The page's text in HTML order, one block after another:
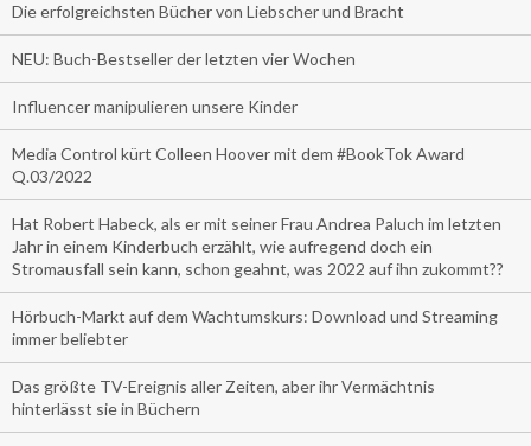
Die erfolgreichsten Bücher von Liebscher und Bracht
NEU: Buch-Bestseller der letzten vier Wochen
Influencer manipulieren unsere Kinder
Media Control kürt Colleen Hoover mit dem #BookTok Award
Q.03/2022
Hat Robert Habeck, als er mit seiner Frau Andrea Paluch im letzten
Jahr in einem Kinderbuch erzählt, wie aufregend doch ein
Stromausfall sein kann, schon geahnt, was 2022 auf ihn zukommt??
Hörbuch-Markt auf dem Wachtumskurs: Download und Streaming
immer beliebter
Das größte TV-Ereignis aller Zeiten, aber ihr Vermächtnis
hinterlässt sie in Büchern